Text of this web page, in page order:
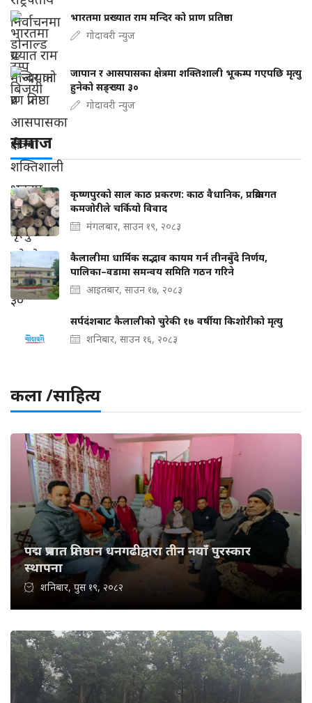
भारतमा प्रख्यात राम मन्दिर को प्राण प्रतिष्ठा
गोदावरी न्युज
जापान र आसपासका क्षेत्रमा शक्तिशाली भूकम्प गएपछि मृत्यु
हुनेको सङ्ख्या ३०
गोदावरी न्युज
समाज
कृष्णपुरको साल काठ प्रकरण: काठ वैधानिक, प्रक्रियागत
कमजोरीले चर्कियो विवाद
मंगलबार, साउन १९, २०८३
कैलालीमा धार्मिक सद्भाव कायम गर्न तीनबुँदे निर्णय,
पालिका–वडामा समन्वय समिति गठन गरिने
आइतबार, साउन १७, २०८३
सर्पदंशबाट कैलालीको चुरेकी १७ वर्षीया किशोरीको मृत्यु
शनिबार, साउन १६, २०८३
कला /साहित्य
पद्म प्रभात प्रतिष्ठान धनगढीद्वारा तीन नयाँ पुरस्कार
स्थापना
शनिबार, पुस १९, २०८२